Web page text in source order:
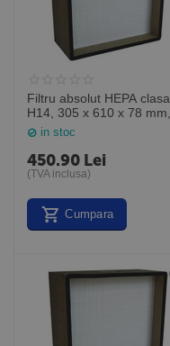
Filtru absolut HEPA clasa
H14, 305 x 610 x 78 mm,
MP14122403, General
Filter Italia
in stoc
450.90 Lei
(TVA inclusa)
Cumpara